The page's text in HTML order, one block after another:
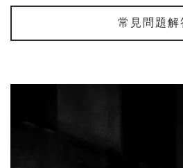
常見問題解